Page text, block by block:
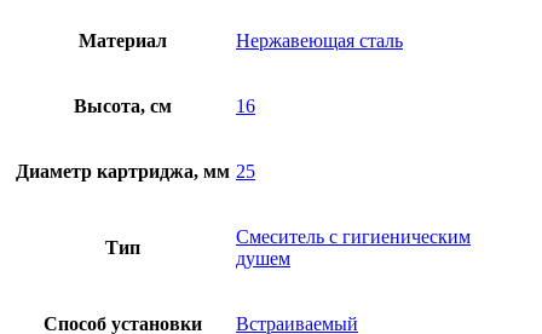
Материал Нержавеющая сталь
Высота, см 16
Диаметр картриджа, мм 25
Тип
Смеситель с гигиеническим
душем
Способ установки Встраиваемый